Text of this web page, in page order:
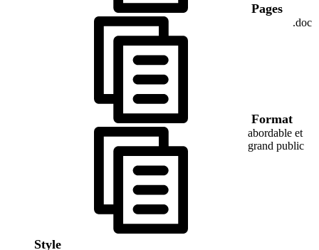
Pages
Format
.doc
Style
abordable et
grand public